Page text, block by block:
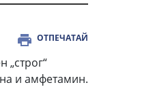
ОТПЕЧАТАЙ
„строг“
и амфетамин.